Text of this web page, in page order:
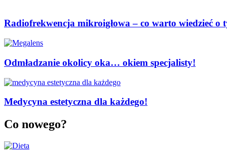
Radiofrekwencja mikroigłowa – co warto wiedzieć o
Odmładzanie okolicy oka… okiem specjalisty!
Medycyna estetyczna dla każdego!
Co nowego?